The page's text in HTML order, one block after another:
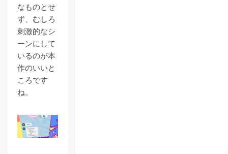
なものとせ
ず、むしろ
刺激的なシ
ーンにして
いるのが本
作のいいと
ころです
ね。